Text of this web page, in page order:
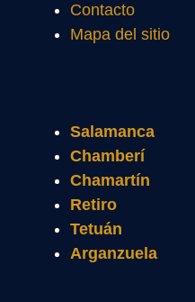
Contacto
Mapa del sitio
Salamanca
Chamberí
Chamartín
Retiro
Tetuán
Arganzuela